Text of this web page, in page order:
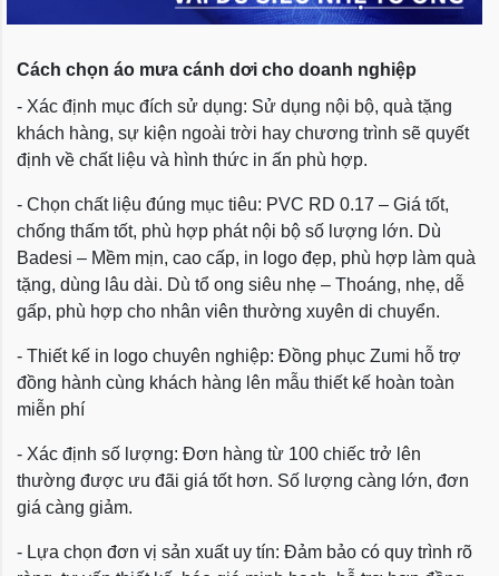
Cách chọn áo mưa cánh dơi cho doanh nghiệp
- Xác định mục đích sử dụng: Sử dụng nội bộ, quà tặng
khách hàng, sự kiện ngoài trời hay chương trình sẽ quyết
định về chất liệu và hình thức in ấn phù hợp.
- Chọn chất liệu đúng mục tiêu: PVC RD 0.17 – Giá tốt,
chống thấm tốt, phù hợp phát nội bộ số lượng lớn. Dù
Badesi – Mềm mịn, cao cấp, in logo đẹp, phù hợp làm quà
tặng, dùng lâu dài. Dù tổ ong siêu nhẹ – Thoáng, nhẹ, dễ
gấp, phù hợp cho nhân viên thường xuyên di chuyển.
- Thiết kế in logo chuyên nghiệp: Đồng phục Zumi hỗ trợ
đồng hành cùng khách hàng lên mẫu thiết kế hoàn toàn
miễn phí
- Xác định số lượng: Đơn hàng từ 100 chiếc trở lên
thường được ưu đãi giá tốt hơn. Số lượng càng lớn, đơn
giá càng giảm.
- Lựa chọn đơn vị sản xuất uy tín: Đảm bảo có quy trình rõ